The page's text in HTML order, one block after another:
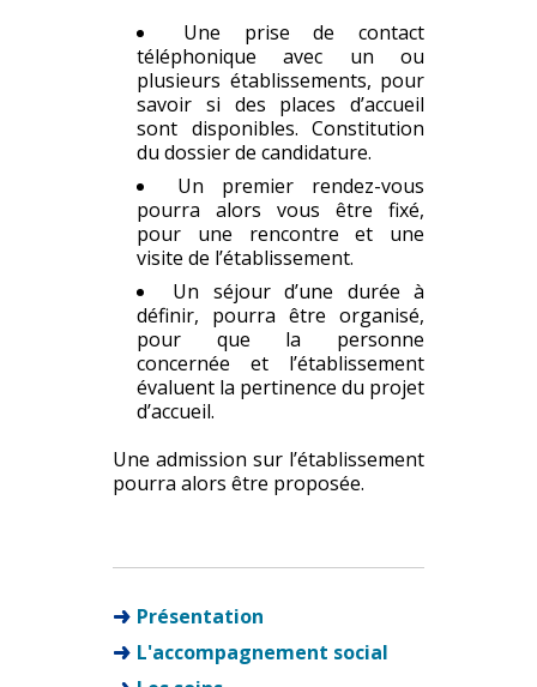
Une prise de contact
téléphonique avec un ou
plusieurs établissements, pour
savoir si des places d’accueil
sont disponibles. Constitution
du dossier de candidature.
Un premier rendez-vous
pourra alors vous être fixé,
pour une rencontre et une
visite de l’établissement.
Un séjour d’une durée à
définir, pourra être organisé,
pour que la personne
concernée et l’établissement
évaluent la pertinence du projet
d’accueil.
Une admission sur l’établissement
pourra alors être proposée.
Présentation
L'accompagnement social